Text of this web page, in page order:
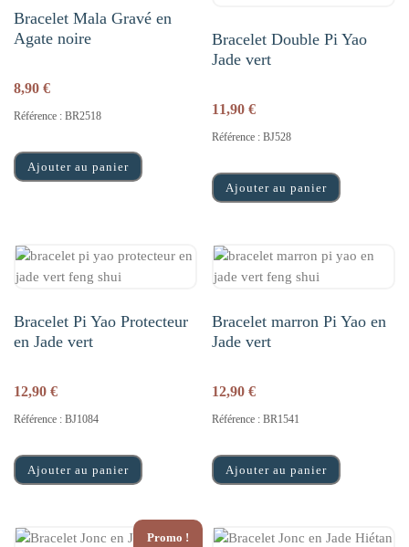
Bracelet Mala Gravé en
Agate noire
8,90 €
Référence : BR2518
Ajouter au panier
Bracelet Double Pi Yao
Jade vert
11,90€
Référence : BJ528
Ajouter au panier
Bracelet Pi Yao Protecteur
en Jade vert
12,90 €
Référence : BJ1084
Ajouter au panier
Bracelet marron Pi Yao en
Jade vert
12,90€
Référence : BR1541
Ajouter au panier
Promo !